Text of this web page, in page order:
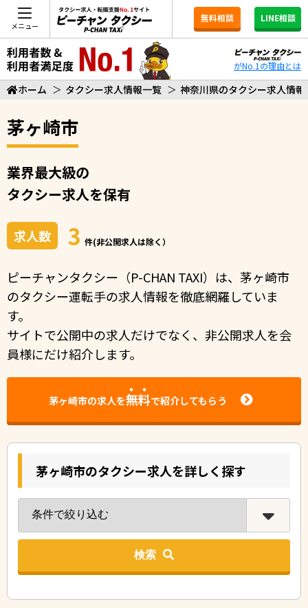
メニュー
無料相談 LINE相談
がNo.1の理由とは
ホーム ＞ タクシー求人情報一覧 ＞ 神奈川県のタクシー求人情報
茅ヶ崎市
業界最大級の
タクシー求人を保有
求人数 3 件(非公開求人は除く）
ピーチャンタクシー（P-CHAN TAXI）は、茅ヶ崎市
のタクシー運転手の求人情報を徹底網羅していま
す。
サイトで公開中の求人だけでなく、非公開求人を会
員様にだけ紹介します。
茅ヶ崎市の求人を無料で紹介してもらう
茅ヶ崎市のタクシー求人を詳しく探す
検索